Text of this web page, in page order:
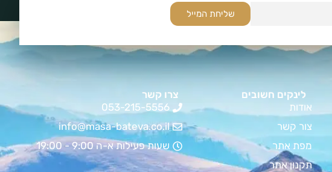
שליחת המייל
לינקים חשובים
אודות
צור קשר
מפת אתר
תקנון אתר
צרו קשר
053-215-5556
info@masa-bateva.co.il
שעות פעילות א-ה 9:00 - 19:00